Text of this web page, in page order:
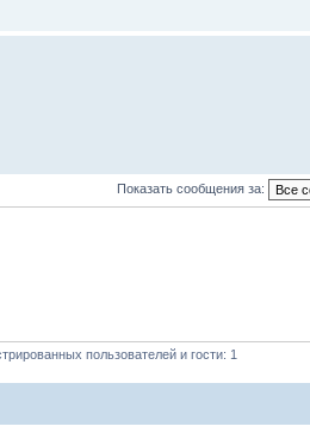
Показать сообщения за:
пользователей и гости: 1